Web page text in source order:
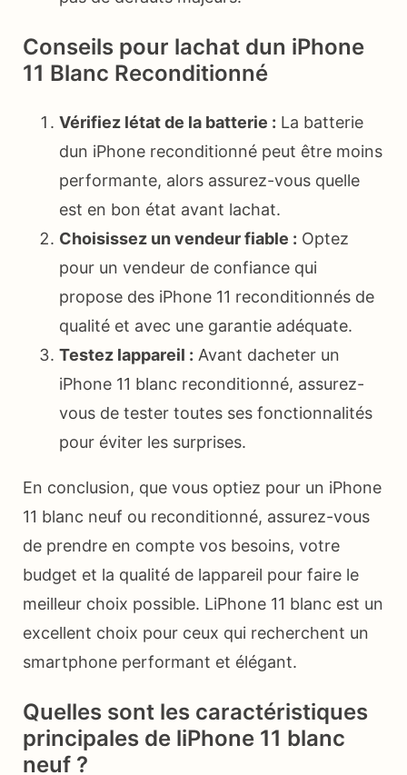
Conseils pour lachat dun iPhone
11 Blanc Reconditionné
Vérifiez létat de la batterie : La batterie
dun iPhone reconditionné peut être moins
performante, alors assurez-vous quelle
est en bon état avant lachat.
Choisissez un vendeur fiable : Optez
pour un vendeur de confiance qui
propose des iPhone 11 reconditionnés de
qualité et avec une garantie adéquate.
Testez lappareil : Avant dacheter un
iPhone 11 blanc reconditionné, assurez-
vous de tester toutes ses fonctionnalités
pour éviter les surprises.
En conclusion, que vous optiez pour un iPhone
11 blanc neuf ou reconditionné, assurez-vous
de prendre en compte vos besoins, votre
budget et la qualité de lappareil pour faire le
meilleur choix possible. LiPhone 11 blanc est un
excellent choix pour ceux qui recherchent un
smartphone performant et élégant.
Quelles sont les caractéristiques
principales de liPhone 11 blanc
neuf ?